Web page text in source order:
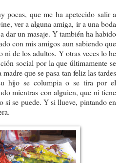
pocas, que me ha apetecido salir a
ver a alguna amiga, ir a una boda
dar un masaje. Y también ha habido
con mis amigos aun sabiendo que
de los adultos. Y otras veces lo he
social por la que últimamente se
que se pasa tan feliz las tardes
hijo se columpia o se tira por el
mientras con alguien, que ni tiene
si se puede. Y si llueve, pintando en